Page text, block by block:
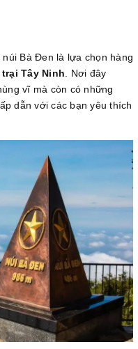
Bà Đen là lựa chọn hàng
trại Tây Ninh . Nơi đây
vĩ mà còn có những
dẫn với các bạn yêu thích